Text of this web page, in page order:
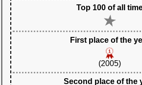
Top 100 of all
First place of the
(2005)
Second place of the